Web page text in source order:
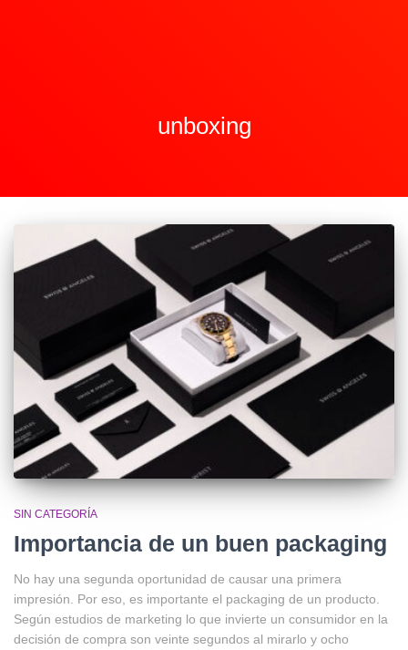
unboxing
SIN CATEGORÍA
Importancia de un buen packaging
No hay una segunda oportunidad de causar una primera
impresión. Por eso, es importante el packaging de un producto.
Según estudios de marketing lo que invierte un consumidor en la
decisión de compra son veinte segundos al mirarlo y ocho